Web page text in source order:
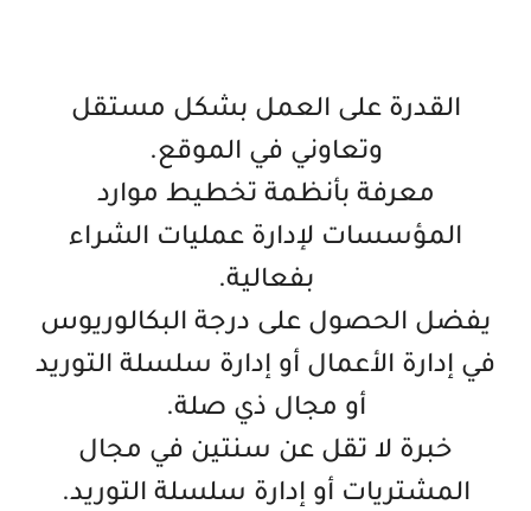
القدرة على العمل بشكل مستقل
وتعاوني في الموقع.
معرفة بأنظمة تخطيط موارد
المؤسسات لإدارة عمليات الشراء
بفعالية.
يفضل الحصول على درجة البكالوريوس
في إدارة الأعمال أو إدارة سلسلة التوريد
أو مجال ذي صلة.
خبرة لا تقل عن سنتين في مجال
المشتريات أو إدارة سلسلة التوريد.